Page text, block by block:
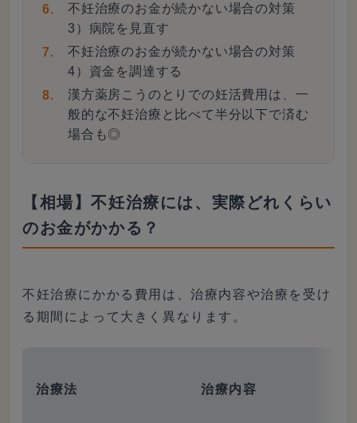
不妊治療のお金が続かない場合の対策
3）病院を見直す
不妊治療のお金が続かない場合の対策
4）資金を調達する
漢方薬房こうのとりでの妊活費用は、一
般的な不妊治療と比べて半分以下で済む
場合も◎
【相場】不妊治療には、実際どれくらい
のお金がかかる？
不妊治療にかかる費用は、治療内容や治療を受け
る期間によって大きく異なります。
治療法 治療内容